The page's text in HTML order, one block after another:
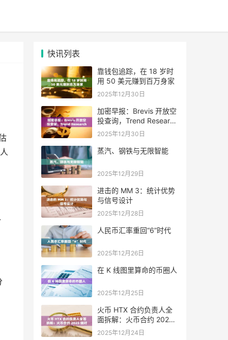
快讯列表
靠钱包追踪，在 18 岁时
用 50 美元赚到百万身家
2025年12月30日
加密早报：Brevis 开放空
投查询，Trend Research
单日增持超 4.6 万枚 ETH
2025年12月30日
蒸汽、钢铁与无限智能
2025年12月29日
进击的 MM 3：统计优势
与信号设计
2025年12月28日
人民币汇率重回“6”时代
2025年12月26日
在 K 线图里算命的币圈人
2025年12月25日
火币 HTX 合约负责人全
面拆解：火币合约 2025
做对了什么，又将走向哪
2025年12月24日